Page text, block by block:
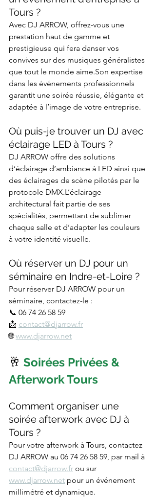
Tours ?
Avec DJ ARROW, offrez-vous une
prestation haut de gamme et
prestigieuse qui fera danser vos
convives sur des musiques généralistes
que tout le monde aime.Son expertise
dans les événements professionnels
garantit une soirée réussie, élégante et
adaptée à l’image de votre entreprise.​
Où puis-je trouver un DJ avec
éclairage LED à Tours ?
DJ ARROW offre des solutions
d’éclairage d’ambiance à LED ainsi que
des éclairages de scène pilotés par le
protocole DMX.L’éclairage
architectural fait partie de ses
spécialités, permettant de sublimer
chaque salle et d’adapter les couleurs
à votre identité visuelle.​
Où réserver un DJ pour un
séminaire en Indre-et-Loire ?
Pour réserver DJ ARROW pour un
séminaire, contactez-le :
📞 06 74 26 58 59
📩 contact@djarrow.fr
🌐 www.djarrow.net
🥂 Soirées Privées &
Afterwork Tours
Comment organiser une
soirée afterwork avec DJ à
Tours ?
Pour votre afterwork à Tours, contactez
DJ ARROW au 06 74 26 58 59, par mail à
contact@djarrow.fr ou sur
www.djarrow.net pour un événement
millimétré et dynamique.​